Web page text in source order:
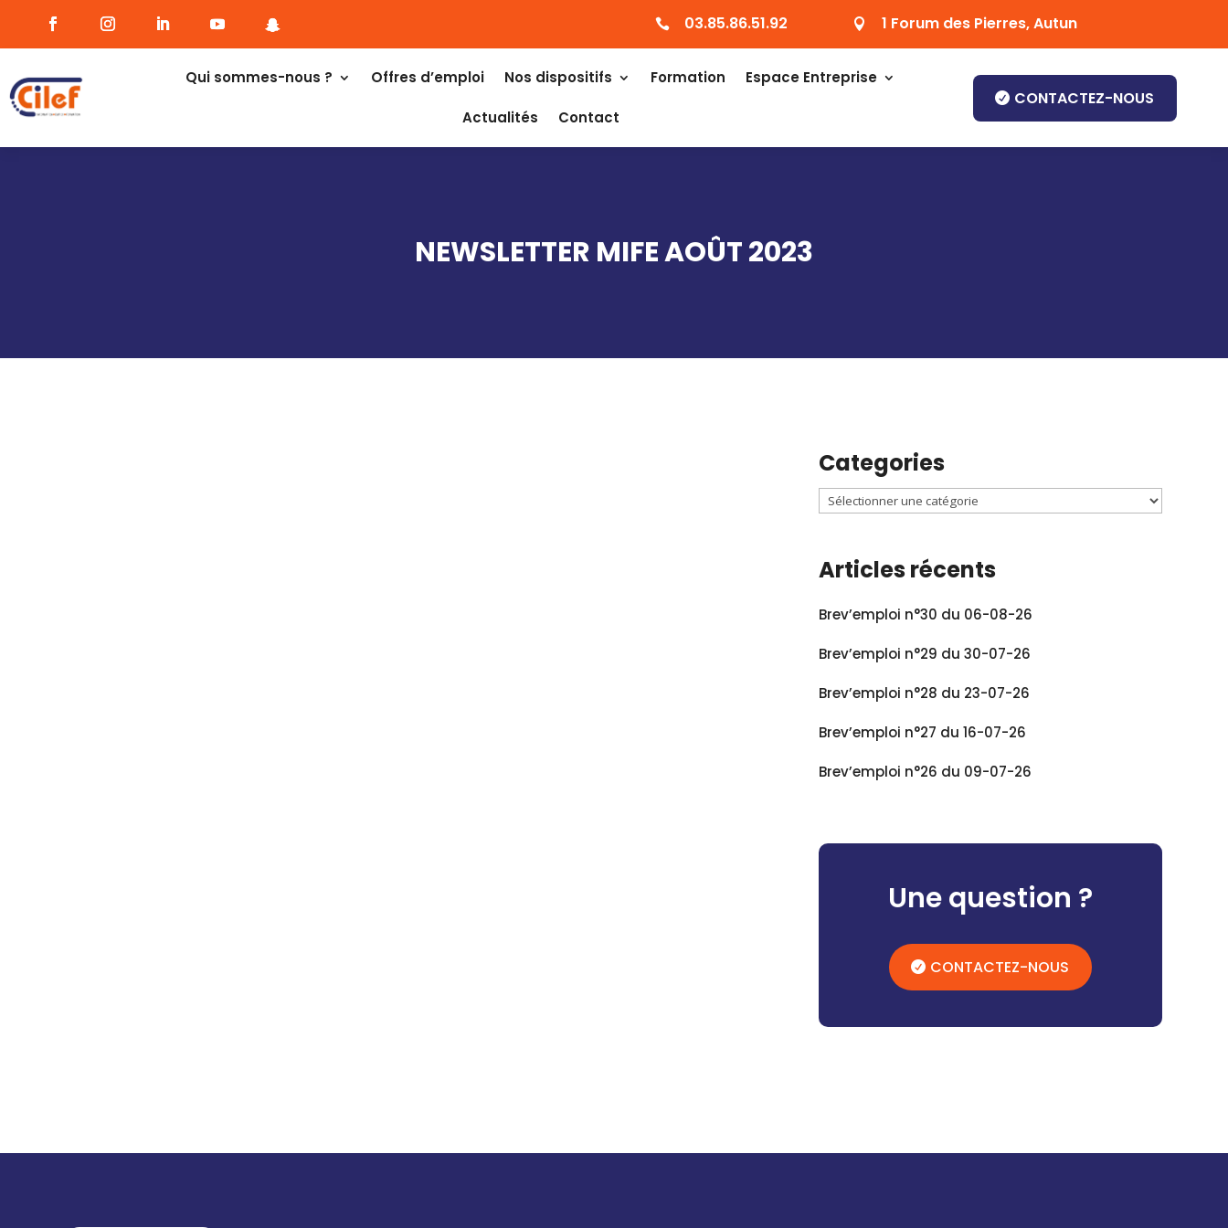
 03.85.86.51.92  1 Forum des Pierres, Autun
Qui sommes-nous ? Offres d’emploi Nos dispositifs Formation Espace Entreprise
Actualités Contact
CONTACTEZ-NOUS
NEWSLETTER MIFE AOÛT 2023
Categories
Articles récents
Brev’emploi n°30 du 06-08-26
Brev’emploi n°29 du 30-07-26
Brev’emploi n°28 du 23-07-26
Brev’emploi n°27 du 16-07-26
Brev’emploi n°26 du 09-07-26
Une question ?
CONTACTEZ-NOUS